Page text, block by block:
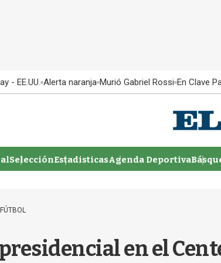
- EE.UU. Alerta naranja Murió Gabriel Rossi En Clave
SelecciónEstadisticasAgenda Deportiva
FÚTBOL
en el